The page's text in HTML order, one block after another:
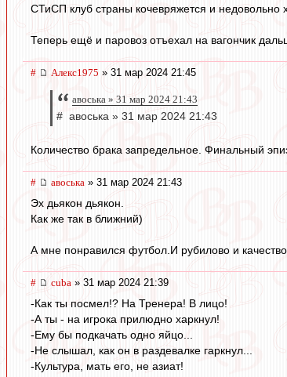
СТиСП клуб страны кочевряжется и недовольно
Теперь ещё и паровоз отъехал на вагончик
# Алекс1975 » 31 мар 2024 21:45
авоська » 31 мар 2024 21:43
# авоська » 31 мар 2024 21:43
Количество брака запредельное. Финальный
# авоська » 31 мар 2024 21:43
Эх дьякон дьякон.
Как же так в ближний)
А мне понравился футбол.И рубилово и
# cuba » 31 мар 2024 21:39
-Как ты посмел!? На Тренера! В лицо!
-А ты - на игрока прилюдно харкнул!
-Ему бы подкачать одно яйцо...
-Не слышал, как он в раздевалке гаркнул...
-Культура, мать его, не азиат!